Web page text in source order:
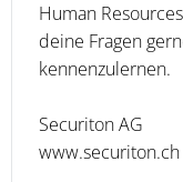
Human
deine Fragen
kennenzulernen.
Securiton AG
www.securiton.ch